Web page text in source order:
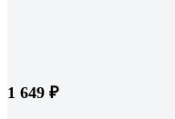
1 649 ₽